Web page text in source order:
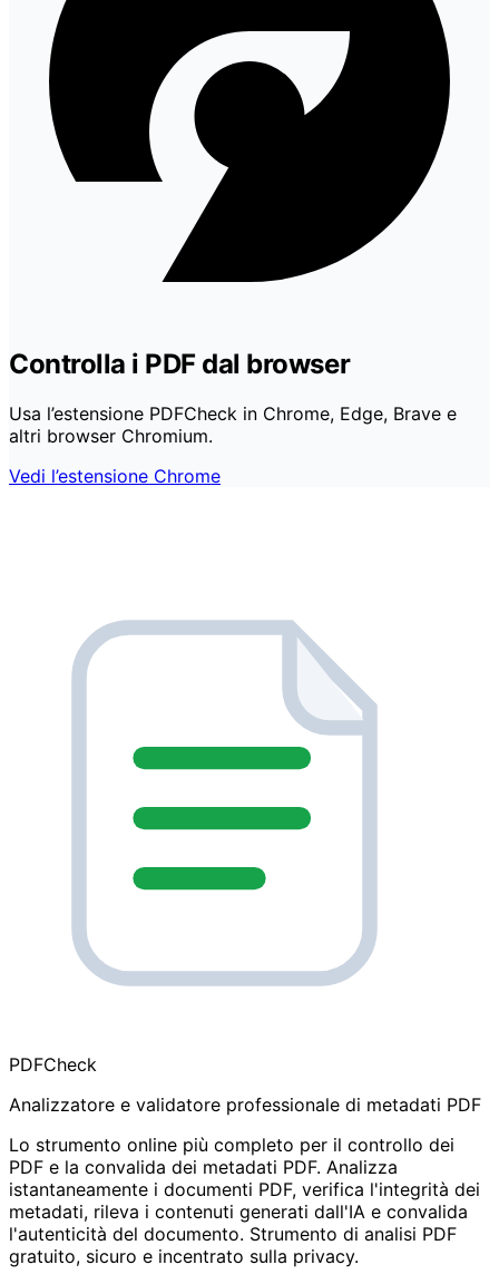
Controlla i PDF dal browser
Usa l’estensione PDFCheck in Chrome, Edge, Brave e
altri browser Chromium.
Vedi l’estensione Chrome
PDFCheck
Analizzatore e validatore professionale di metadati PDF
Lo strumento online più completo per il controllo dei
PDF e la convalida dei metadati PDF. Analizza
istantaneamente i documenti PDF, verifica l'integrità dei
metadati, rileva i contenuti generati dall'IA e convalida
l'autenticità del documento. Strumento di analisi PDF
gratuito, sicuro e incentrato sulla privacy.